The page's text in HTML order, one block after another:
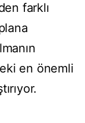
farklı
en önemli